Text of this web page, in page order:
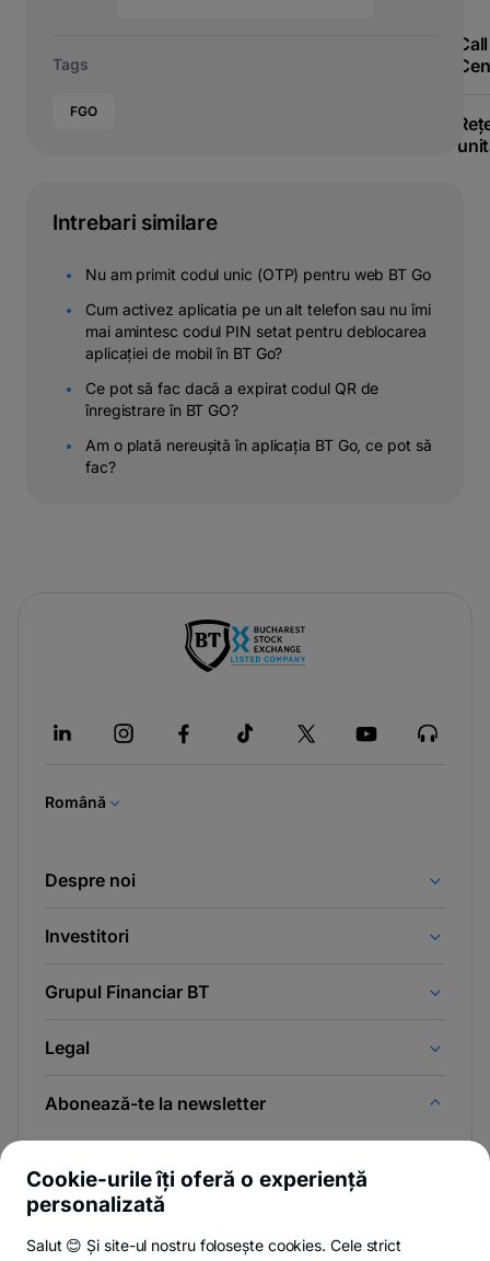
Call
Tags
FGO
Intrebari similare
Nu am primit codul unic (OTP) pentru web BT Go
Cum activez aplicatia pe un alt telefon sau nu îmi
mai amintesc codul PIN setat pentru deblocarea
aplicației de mobil în BT Go?
Ce pot să fac dacă a expirat codul QR de
înregistrare în BT GO?
Am o plată nereușită în aplicația BT Go, ce pot să
fac?
a
Română
Despre noi
Investitori
Grupul Financiar BT
Legal
Abonează-te la newsletter
Poți renunța oricând,vezi detalii-
.
Cookie-urile îți oferă o experiență
personalizată
Salut 😊 Și site-ul nostru folosește cookies. Cele strict